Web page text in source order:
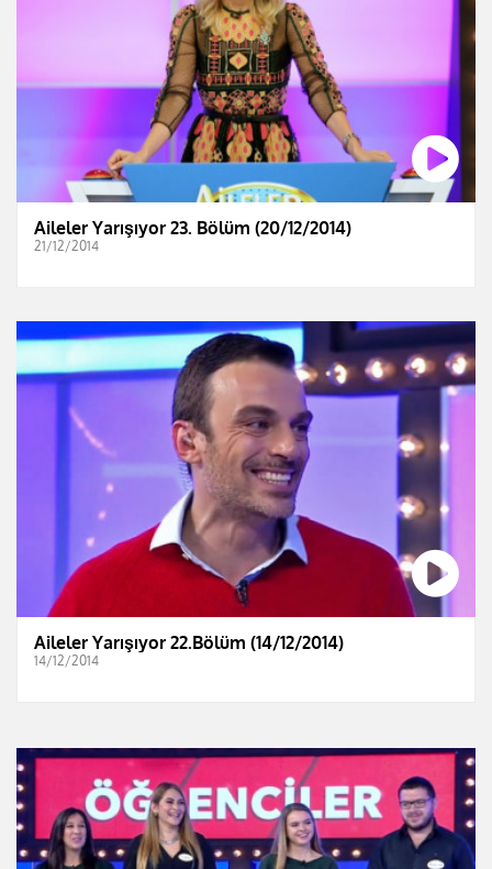
Aileler Yarışıyor 23. Bölüm (20/12/2014)
21/12/2014
Aileler Yarışıyor 22.Bölüm (14/12/2014)
14/12/2014